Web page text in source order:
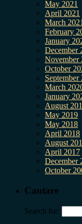
May 2021
April 2021
March 2021
February
January
December
November
October
September
March
January
August
May 2019
May 2018
April 2018
August
April 2017
December
October
Cautare
Search for: